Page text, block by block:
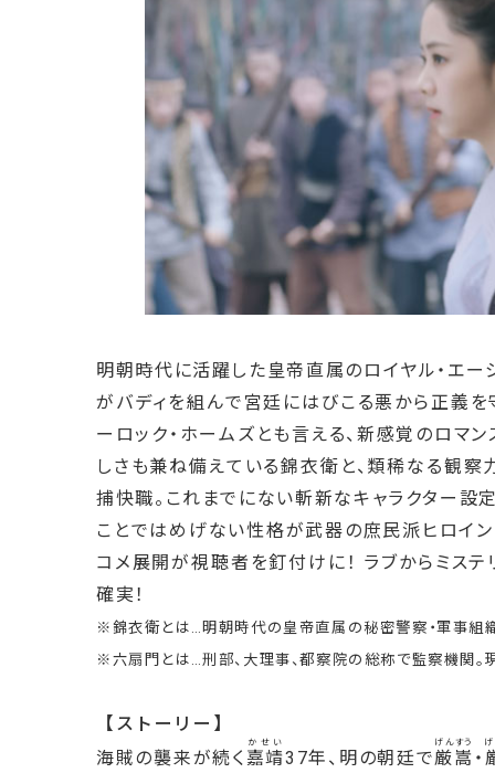
明朝時代に活躍した皇帝直属のロイヤル・エー
がバディを組んで宮廷にはびこる悪から正義
ーロック・ホームズとも言える、新感覚のロ
しさも兼ね備えている錦衣衛と、類稀なる観
捕快職。これまでにない斬新なキャラクター設
ことではめげない性格が武器の庶民派ヒロイ
コメ展開が視聴者を釘付けに！ ラブからミス
確実！
※錦衣衛とは…明朝時代の皇帝直属の秘密警察・軍事組
※六扇門とは…刑部、大理事、都察院の総称で監察機関。
【ストーリー】
海賊の襲来が続く 嘉靖
かせい
37年、明の朝廷で厳嵩
げんすう
・